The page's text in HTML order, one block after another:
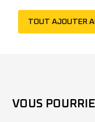
TOUT AJOUTER
VOUS